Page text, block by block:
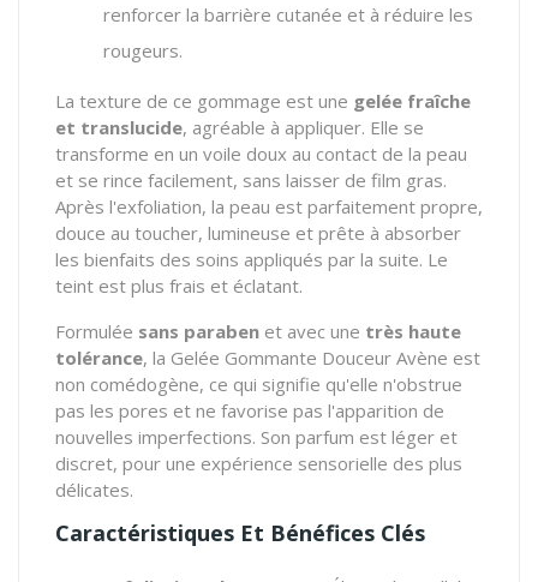
renforcer la barrière cutanée et à réduire les
rougeurs.
La texture de ce gommage est une gelée fraîche
et translucide, agréable à appliquer. Elle se
transforme en un voile doux au contact de la peau
et se rince facilement, sans laisser de film gras.
Après l'exfoliation, la peau est parfaitement propre,
douce au toucher, lumineuse et prête à absorber
les bienfaits des soins appliqués par la suite. Le
teint est plus frais et éclatant.
Formulée sans paraben et avec une très haute
tolérance, la Gelée Gommante Douceur Avène est
non comédogène, ce qui signifie qu'elle n'obstrue
pas les pores et ne favorise pas l'apparition de
nouvelles imperfections. Son parfum est léger et
discret, pour une expérience sensorielle des plus
délicates.
Caractéristiques Et Bénéfices Clés